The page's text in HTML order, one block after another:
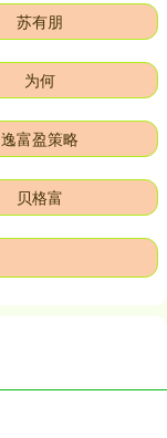
苏有朋
为何
逸富盈策略
贝格富